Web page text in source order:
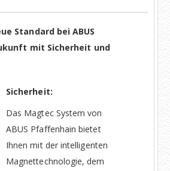
Standard bei ABUS
mit Sicherheit und
Sicherheit:
Das Magtec System von
ABUS Pfaffenhain bietet
Ihnen mit der intelligenten
Magnettechnologie, dem